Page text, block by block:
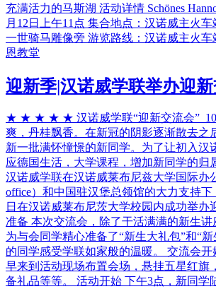
充满活力的马斯湖 活动详情 Schönes
月12日上午11点 集合地点：汉诺威主火
一世骑马雕像旁 游览路线：汉诺威主火车
恩教堂
迎新季|汉诺威学联举办迎
★ ★ ★ ★ ★ 汉诺威学联“迎新交流会” 10
爽，丹桂飘香。在新冠的阴影逐渐散去之
新一批满怀憧憬的新同学。为了让初入汉
应德国生活，大学课程，增加新同学的归
汉诺威学联在汉诺威莱布尼兹大学国际办
office）和中国驻汉堡总领馆的大力支持下
日在汉诺威莱布尼茨大学校园内成功举办
准备 本次交流会，除了干活满满的新生
为与会同学精心准备了“新生大礼包”和“
的同学感受学联如家般的温暖。 交流会
早来到活动现场布置会场，悬挂五星红旗
备礼品等等。 活动开始 下午3点，新同学